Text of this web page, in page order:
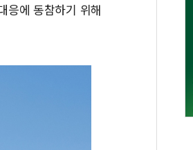
응에 동참하기 위해